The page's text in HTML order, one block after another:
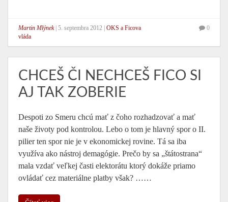
Martin Mlýnek| 5. septembra 2012 OKS a Ficova
vláda
0
CHCEŠ ČI NECHCEŠ FICO SI
AJ TAK ZOBERIE
Despoti zo Smeru chcú mať z čoho rozhadzovať a mať
naše životy pod kontrolou. Lebo o tom je hlavný spor o II.
pilier ten spor nie je v ekonomickej rovine. Tá sa iba
využíva ako nástroj demagógie. Prečo by sa „štátostrana“
mala vzdať veľkej časti elektorátu ktorý dokáže priamo
ovládať cez materiálne platby však? ……